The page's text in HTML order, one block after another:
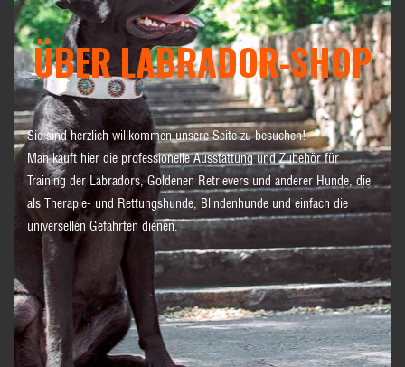
ÜBER LABRADOR-SHOP
Sie sind herzlich willkommen unsere Seite zu besuchen!
Man kauft hier die professionelle Ausstattung und Zubehör für
Training der Labradors, Goldenen Retrievers und anderer Hunde, die
als Therapie- und Rettungshunde, Blindenhunde und einfach die
universellen Gefährten dienen.